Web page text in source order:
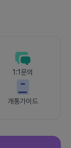
1:1문의
개통가이드